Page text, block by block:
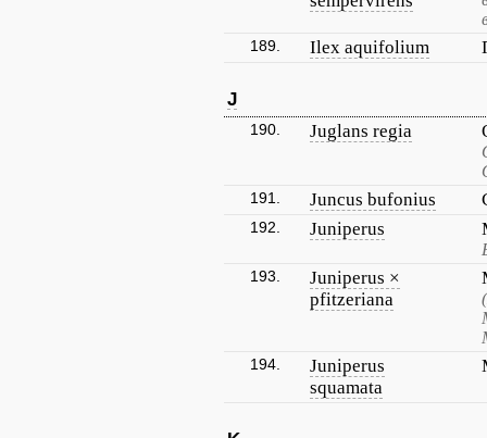
189. Ilex aquifolium
J
190. Juglans regia
191. Juncus bufonius
192. Juniperus
193.
Juniperus ×
pfitzeriana
194.
Juniperus
squamata